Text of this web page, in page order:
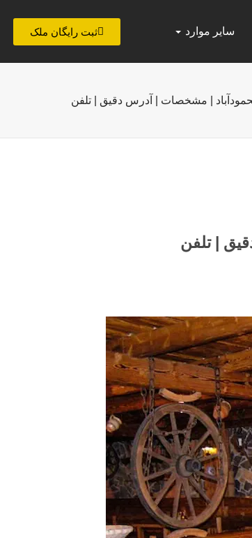
سایر موارد ثبت رایگان ملک
| مشخصات | آدرس دقیق | تلفن
| تلفن